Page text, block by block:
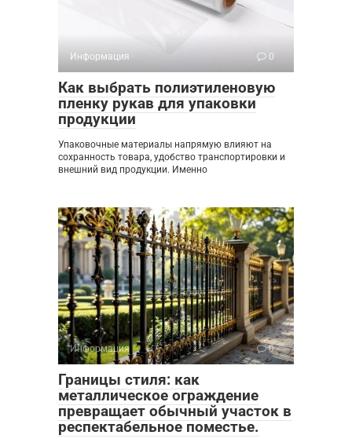
Информация 0
Как выбрать полиэтиленовую
пленку рукав для упаковки
продукции
Упаковочные материалы напрямую влияют на
сохранность товара, удобство транспортировки и
внешний вид продукции. Именно
Информация 0
Границы стиля: как
металлическое ограждение
превращает обычный участок в
респектабельное поместье.